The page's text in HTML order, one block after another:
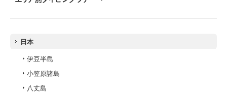
日本
伊豆半島
小笠原諸島
八丈島